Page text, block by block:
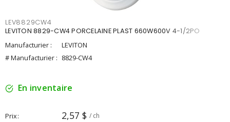
LEV8829CW4
LEVITON 8829-CW4 PORCELAINE PLAST 660W600V 4-1/2PO
Manufacturier :
LEVITON
# Manufacturier : 8829-CW4
En inventaire
Prix 2,57 $ / ch